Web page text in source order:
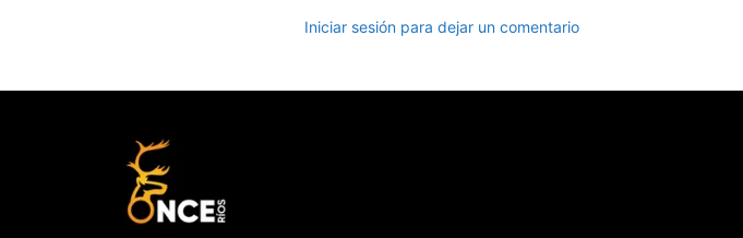
Iniciar sesión para dejar un comentario